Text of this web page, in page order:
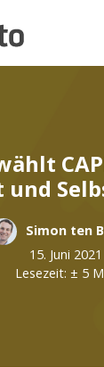
API
Quizzes
Simon ten
15. Juni 2021
Lesezeit: ± 5